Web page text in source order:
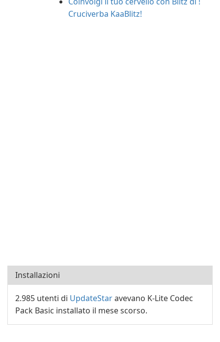
Cruciverba KaaBlitz!
Installazioni
2.985 utenti di UpdateStaravevano K-Lite Codec
Pack Basic installato il mese scorso.